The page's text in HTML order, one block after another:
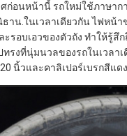
อนหน้านี้ รถใหม่ใช้ภาษา
ในเวลาเดียวกัน ไฟหน้า
ะรอบเอวของตัวถัง ทำให้รู้สึ
รงที่นุ่มนวลของรถในเวล
นิ้วและคาลิเปอร์เบรกสีแด